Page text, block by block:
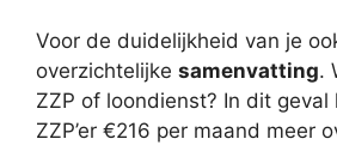
Voor de duidelijkheid van je
overzichtelijke samenvatting.
ZZP of loondienst? In dit geval
ZZP’er €216 per maand meer